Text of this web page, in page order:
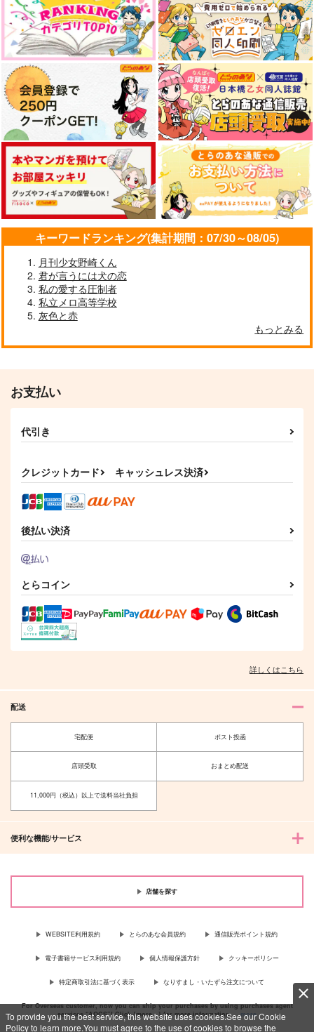
To provide you the best service, this website uses cookies.See our Cookie
Policy to learn more.You must agree to the use of cookies to browse the
キーワードランキング(集計期間：07/30～08/05)
月刊少女野崎くん
君が言うには犬の恋
私の愛する圧制者
私立メロ高等学校
灰色と赤
もっとみる
お支払い
代引き
クレジットカード キャッシュレス決済
後払い決済
とらコイン
詳しくはこちら
配送
宅配便 ポスト投函
店頭受取 おまとめ配送
11,000円（税込）以上で送料当社負担
便利な機能/サービス
店舗を探す
WEBSITE利用規約 とらのあな会員規約 通信販売ポイント規約
電子書籍サービス利用規約 個人情報保護方針 クッキーポリシー
特定商取引法に基づく表示 なりすまし・いたずら注文について
For Overseas customer, now you can ship your purchases by using purchases agent
services “AOCS”! Click {more…} for more information …more